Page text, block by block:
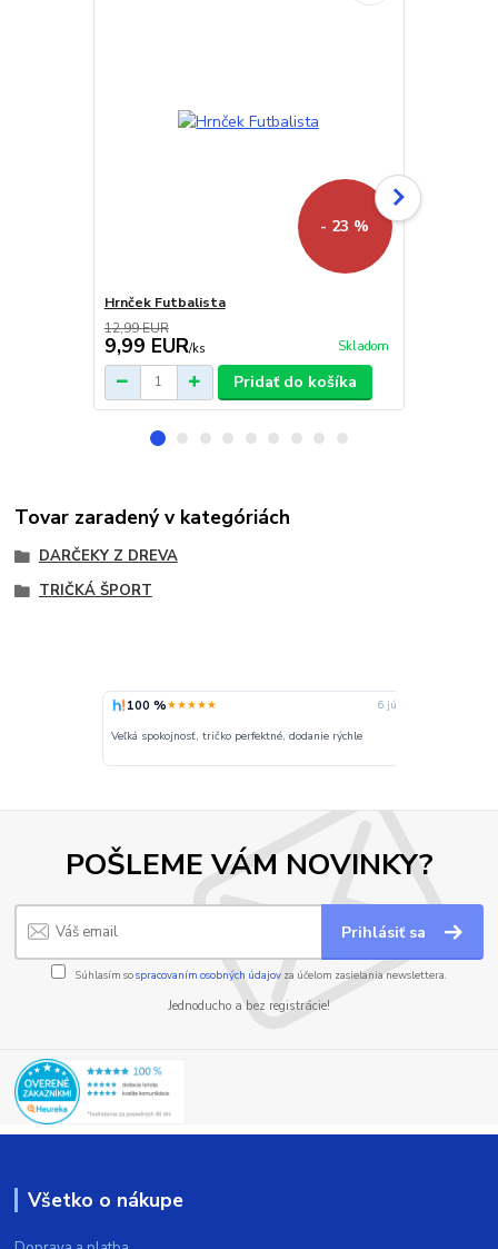
- 23 %
Hrnček Futbalista
12,99 EUR
9,99 EUR/ks Skladom
Pridať do košíka
Tovar zaradený v kategóriách
DARČEKY Z DREVA
TRIČKÁ ŠPORT
100 %★★★★★ 6. júla
Veľká spokojnosť, tričko perfektné, dodanie rýchle
POŠLEME VÁM NOVINKY?
Prihlásiť sa
Súhlasím sospracovaním osobných údajov za účelom zasielania newslettera.
Jednoducho a bez registrácie!
Všetko o nákupe